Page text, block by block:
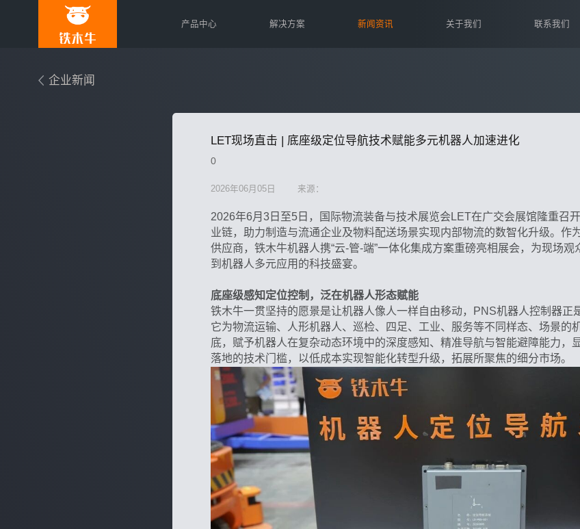
产品中心 解决方案 新闻资讯 关于我们 联系我们
企业新闻
LET现场直击 | 底座级定位导航技术赋能多元机器人加速进化
0
2026年06月05日 来源：
2026年6月3日至5日，国际物流装备与技术展览会LET在广交会展馆隆重召
业链，助力制造与流通企业及物料配送场景实现内部物流的数智化升级。作
供应商，铁木牛机器人携“云-管-端”一体化集成方案重磅亮相展会，为现场
到机器人多元应用的科技盛宴。
底座级感知定位控制，泛在机器人形态赋能
铁木牛一贯坚持的愿景是让机器人像人一样自由移动，PNS机器人控制器正
它为物流运输、人形机器人、巡检、四足、工业、服务等不同样态、场景的
底，赋予机器人在复杂动态环境中的深度感知、精准导航与智能避障能力，
落地的技术门槛，以低成本实现智能化转型升级，拓展所聚焦的细分市场。